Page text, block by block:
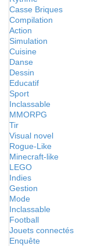
Casse Briques
Compilation
Action
Simulation
Cuisine
Danse
Dessin
Educatif
Sport
Inclassable
MMORPG
Tir
Visual novel
Rogue-Like
Minecraft-like
LEGO
Indies
Gestion
Mode
Inclassable
Football
Jouets connectés
Enquête